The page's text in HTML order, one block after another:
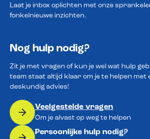
Laat je inbox oplichten met onze
fonkelnieuwe inzichten.
Nog hulp nodig?
Zit je met vragen of kun je wel wat hulp
team staat altijd klaar om je te helpen met
deskundig advies!
Veelgestelde vragen
Om je alvast op weg te helpen
Persoonlijke hulp nodig?